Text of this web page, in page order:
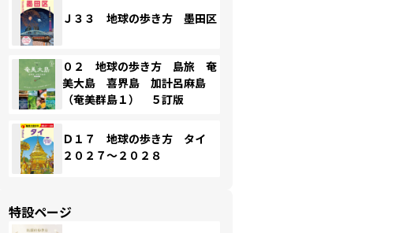
Ｊ３３ 地球の歩き方 墨田区
０２ 地球の歩き方 島旅 奄
美大島 喜界島 加計呂麻島
（奄美群島１） ５訂版
Ｄ１７ 地球の歩き方 タイ
２０２７～２０２８
特設ページ